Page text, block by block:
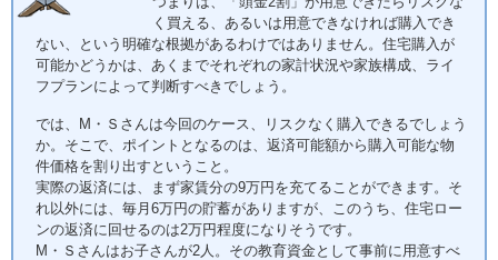
く買える、あるいは用意できなければ購入でき
ない、という明確な根拠があるわけではありません。住宅購入が
可能かどうかは、あくまでそれぞれの家計状況や家族構成、ライ
フプランによって判断すべきでしょう。
では、M・Ｓさんは今回のケース、リスクなく購入できるでしょう
か。そこで、ポイントとなるのは、返済可能額から購入可能な物
件価格を割り出すということ。
実際の返済には、まず家賃分の9万円を充てることができます。そ
れ以外には、毎月6万円の貯蓄がありますが、このうち、住宅ロー
ンの返済に回せるのは2万円程度になりそうです。
M・Ｓさんはお子さんが2人。その教育資金として事前に用意すべ